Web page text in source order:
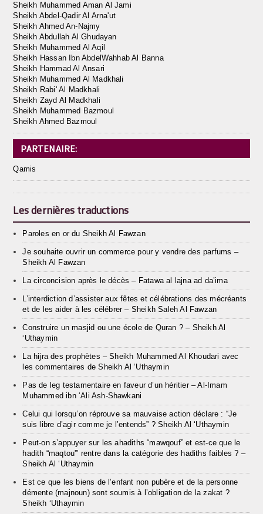
Sheikh Muhammed Aman Al Jami
Sheikh Abdel-Qadir Al Arna'ut
Sheikh Ahmed An-Najmy
Sheikh Abdullah Al Ghudayan
Sheikh Muhammed Al Aqil
Sheikh Hassan Ibn AbdelWahhab Al Banna
Sheikh Hammad Al Ansari
Sheikh Muhammed Al Madkhali
Sheikh Rabi' Al Madkhali
Sheikh Zayd Al Madkhali
Sheikh Muhammed Bazmoul
Sheikh Ahmed Bazmoul
PARTENAIRE:
Qamis
Les dernières traductions
Paroles en or du Sheikh Al Fawzan
Je souhaite ouvrir un commerce pour y vendre des parfums –
Sheikh Al Fawzan
La circoncision après le décès – Fatawa al lajna ad da’ima
L’interdiction d’assister aux fêtes et célébrations des mécréants
et de les aider à les célébrer – Sheikh Saleh Al Fawzan
Construire un masjid ou une école de Quran ? – Sheikh Al
‘Uthaymin
La hijra des prophètes – Sheikh Muhammed Al Khoudari avec
les commentaires de Sheikh Al ‘Uthaymin
Pas de leg testamentaire en faveur d’un héritier – Al-Imam
Muhammed ibn ‘Ali Ash-Shawkani
Celui qui lorsqu’on réprouve sa mauvaise action déclare : “Je
suis libre d’agir comme je l’entends” ? Sheikh Al ‘Uthaymin
Peut-on s’appuyer sur les ahadiths “mawqouf” et est-ce que le
hadith “maqtou'” rentre dans la catégorie des hadiths faibles ? –
Sheikh Al ‘Uthaymin
Est ce que les biens de l’enfant non pubère et de la personne
démente (majnoun) sont soumis à l’obligation de la zakat ?
Sheikh ‘Uthaymin